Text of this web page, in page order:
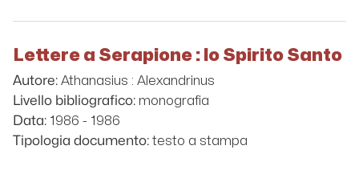
Lettere a Serapione : lo Spirito Santo
Autore: Athanasius : Alexandrinus
Livello bibliografico: monografia
Data: 1986 - 1986
Tipologia documento: testo a stampa